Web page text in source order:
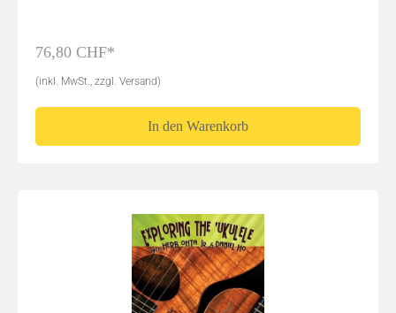
76,80 CHF*
(inkl. MwSt., zzgl. Versand)
In den Warenkorb